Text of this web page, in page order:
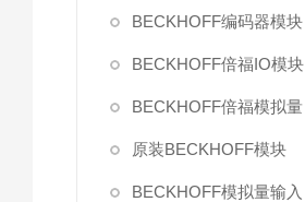
BECKHOFF编码器模块
BECKHOFF倍福IO模块
BECKHOFF倍福模拟量
原装BECKHOFF模块
BECKHOFF模拟量输入